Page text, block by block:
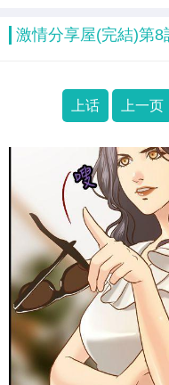
激情分享屋(完結)第8
上话 上一页